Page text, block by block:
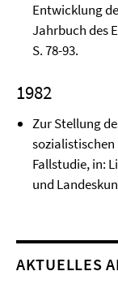
Entwicklung
Jahrbuch des
S. 78-93.
1982
Zur Stellung
sozialistischen
Fallstudie, in:
und
AKTUELLES